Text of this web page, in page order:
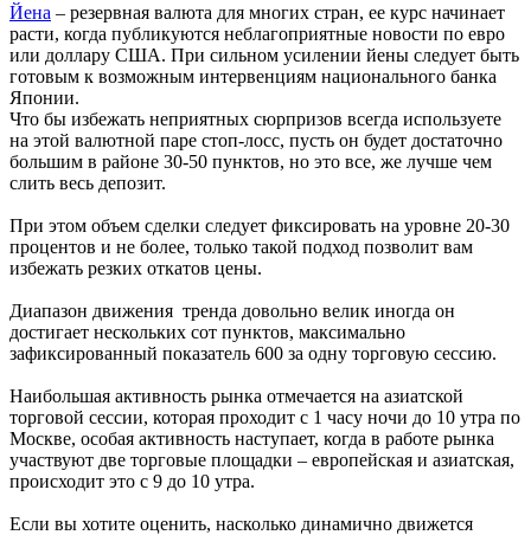
Йена – резервная валюта для многих стран, ее курс начинает
расти, когда публикуются неблагоприятные новости по евро
или доллару США. При сильном усилении йены следует быть
готовым к возможным интервенциям национального банка
Японии.
Что бы избежать неприятных сюрпризов всегда используете
на этой валютной паре стоп-лосс, пусть он будет достаточно
большим в районе 30-50 пунктов, но это все, же лучше чем
слить весь депозит.
При этом объем сделки следует фиксировать на уровне 20-30
процентов и не более, только такой подход позволит вам
избежать резких откатов цены.
Диапазон движения тренда довольно велик иногда он
достигает нескольких сот пунктов, максимально
зафиксированный показатель 600 за одну торговую сессию.
Наибольшая активность рынка отмечается на азиатской
торговой сессии, которая проходит с 1 часу ночи до 10 утра по
Москве, особая активность наступает, когда в работе рынка
участвуют две торговые площадки – европейская и азиатская,
происходит это с 9 до 10 утра.
Если вы хотите оценить, насколько динамично движется